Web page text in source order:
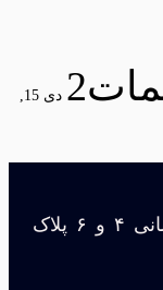
دی 15,
نشانی مشهد، خیابان کاشانی، بین کاشانی ۴ و ۶ پلاک